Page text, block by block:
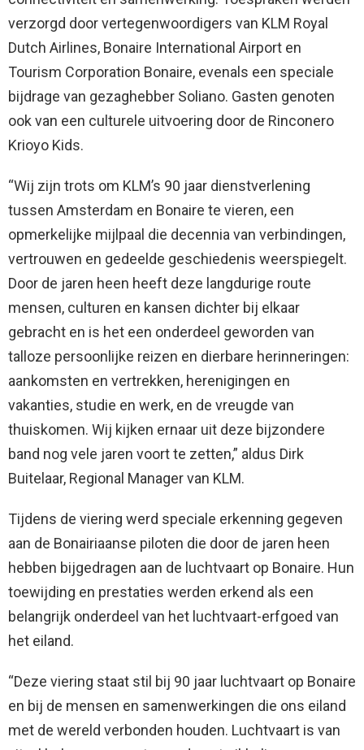
verzorgd door vertegenwoordigers van KLM Royal
Dutch Airlines, Bonaire International Airport en
Tourism Corporation Bonaire, evenals een speciale
bijdrage van gezaghebber Soliano. Gasten genoten
ook van een culturele uitvoering door de Rinconero
Krioyo Kids.
“Wij zijn trots om KLM’s 90 jaar dienstverlening
tussen Amsterdam en Bonaire te vieren, een
opmerkelijke mijlpaal die decennia van verbindingen,
vertrouwen en gedeelde geschiedenis weerspiegelt.
Door de jaren heen heeft deze langdurige route
mensen, culturen en kansen dichter bij elkaar
gebracht en is het een onderdeel geworden van
talloze persoonlijke reizen en dierbare herinneringen:
aankomsten en vertrekken, herenigingen en
vakanties, studie en werk, en de vreugde van
thuiskomen. Wij kijken ernaar uit deze bijzondere
band nog vele jaren voort te zetten,” aldus Dirk
Buitelaar, Regional Manager van KLM.
Tijdens de viering werd speciale erkenning gegeven
aan de Bonairiaanse piloten die door de jaren heen
hebben bijgedragen aan de luchtvaart op Bonaire. Hun
toewijding en prestaties werden erkend als een
belangrijk onderdeel van het luchtvaart-erfgoed van
het eiland.
“Deze viering staat stil bij 90 jaar luchtvaart op Bonaire
en bij de mensen en samenwerkingen die ons eiland
met de wereld verbonden houden. Luchtvaart is van